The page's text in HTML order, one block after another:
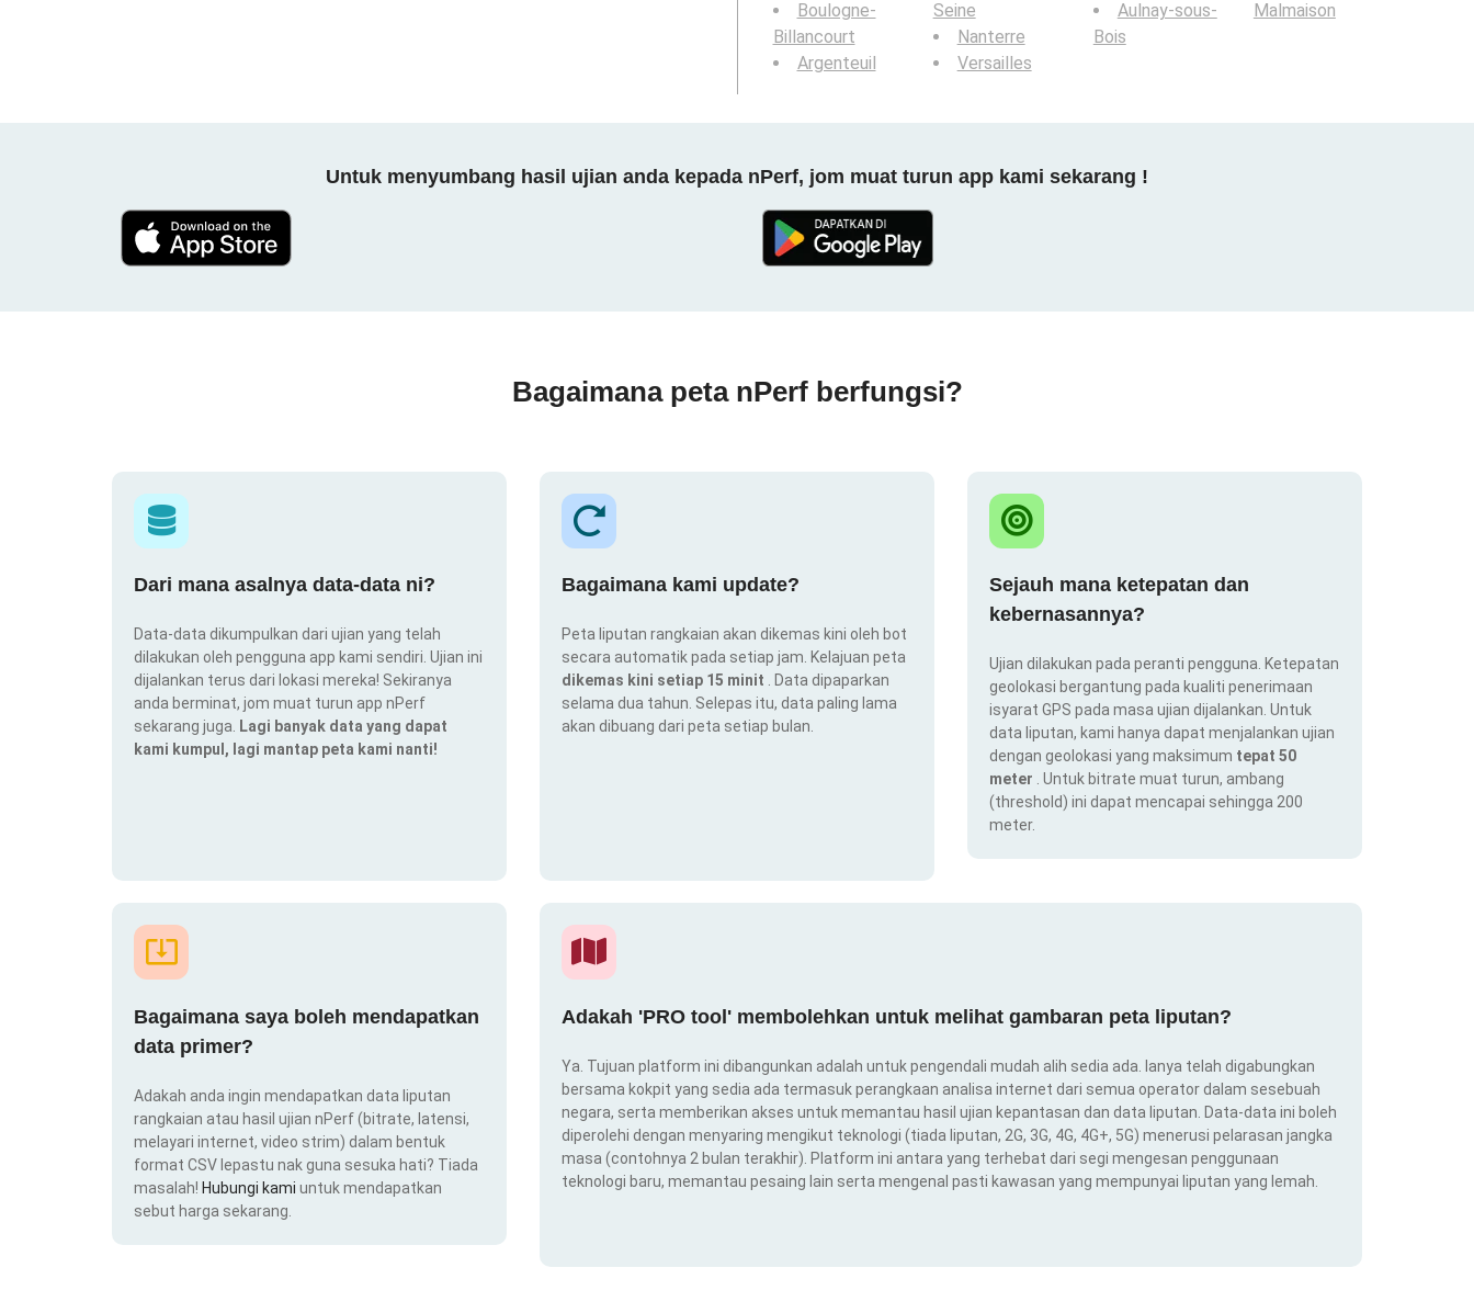
Boulogne-
Billancourt
Argenteuil
Seine
Nanterre
Versailles
Aulnay-sous-
Bois
Malmaison
Untuk menyumbang hasil ujian anda kepada nPerf, jom muat turun app kami sekarang !
Bagaimana peta nPerf berfungsi?
Dari mana asalnya data-data ni?
Data-data dikumpulkan dari ujian yang telah
dilakukan oleh pengguna app kami sendiri. Ujian ini
dijalankan terus dari lokasi mereka! Sekiranya
anda berminat, jom muat turun app nPerf
sekarang juga.
Lagi banyak data yang dapat
kami kumpul, lagi mantap peta kami nanti!
Bagaimana kami update?
Peta liputan rangkaian akan dikemas kini oleh bot
secara automatik pada setiap jam. Kelajuan peta
dikemas kini setiap 15 minit
. Data dipaparkan
selama dua tahun. Selepas itu, data paling lama
akan dibuang dari peta setiap bulan.
Sejauh mana ketepatan dan
kebernasannya?
Ujian dilakukan pada peranti pengguna. Ketepatan
geolokasi bergantung pada kualiti penerimaan
isyarat GPS pada masa ujian dijalankan. Untuk
data liputan, kami hanya dapat menjalankan ujian
dengan geolokasi yang maksimum tepat 50
meter
. Untuk bitrate muat turun, ambang
(threshold) ini dapat mencapai sehingga 200
meter.
Bagaimana saya boleh mendapatkan
data primer?
Adakah anda ingin mendapatkan data liputan
rangkaian atau hasil ujian nPerf (bitrate, latensi,
melayari internet, video strim) dalam bentuk
format CSV lepastu nak guna sesuka hati? Tiada
masalah! Hubungi kami untuk mendapatkan
sebut harga sekarang.
Adakah 'PRO tool' membolehkan untuk melihat gambaran peta liputan?
Ya. Tujuan platform ini dibangunkan adalah untuk pengendali mudah alih sedia ada. Ianya telah digabungkan
bersama kokpit yang sedia ada termasuk perangkaan analisa internet dari semua operator dalam sesebuah
negara, serta memberikan akses untuk memantau hasil ujian kepantasan dan data liputan. Data-data ini boleh
diperolehi dengan menyaring mengikut teknologi (tiada liputan, 2G, 3G, 4G, 4G+, 5G) menerusi pelarasan jangka
masa (contohnya 2 bulan terakhir). Platform ini antara yang terhebat dari segi mengesan penggunaan
teknologi baru, memantau pesaing lain serta mengenal pasti kawasan yang mempunyai liputan yang lemah.